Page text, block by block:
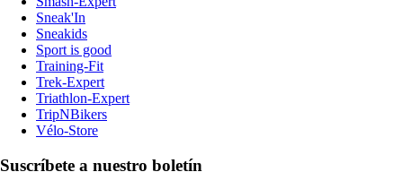
Sneak'In
Sneakids
Sport is good
Training-Fit
Trek-Expert
Triathlon-Expert
TripNBikers
Vélo-Store
Suscríbete a nuestro boletín